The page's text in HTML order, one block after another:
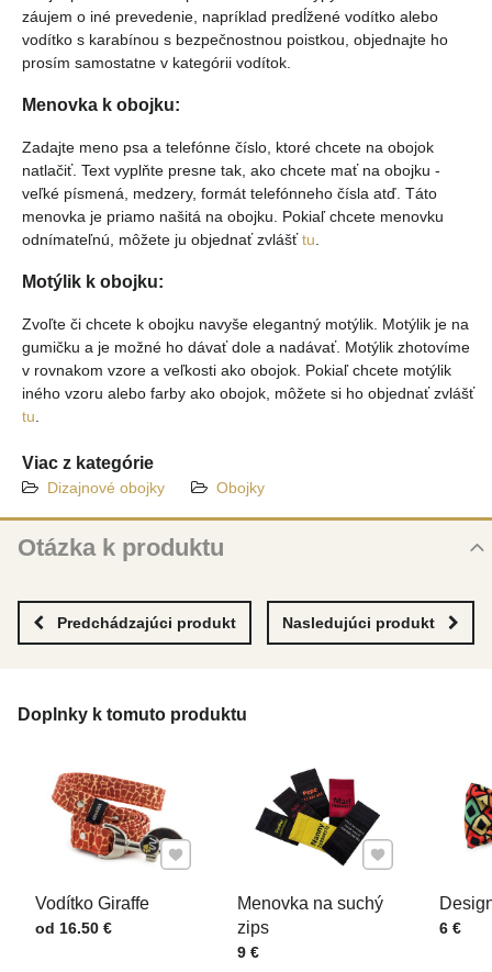
záujem o iné prevedenie, napríklad predĺžené vodítko alebo
vodítko s karabínou s bezpečnostnou poistkou, objednajte ho
prosím samostatne v kategórii vodítok.
Menovka k obojku:
Zadajte meno psa a telefónne číslo, ktoré chcete na obojok
natlačiť. Text vyplňte presne tak, ako chcete mať na obojku -
veľké písmená, medzery, formát telefónneho čísla atď. Táto
menovka je priamo našitá na obojku. Pokiaľ chcete menovku
odnímateľnú, môžete ju objednať zvlášťtu
Motýlik k obojku:
Zvoľte či chcete k obojku navyše elegantný motýlik. Motýlik je na
gumičku a je možné ho dávať dole a nadávať. Motýlik zhotovíme
v rovnakom vzore a veľkosti ako obojok. Pokiaľ chcete motýlik
iného vzoru alebo farby ako obojok, môžete si ho objednať zvlášť
tu
Viac z kategórie
Dizajnové obojky Obojky
Otázka k produktu
MENO
VAŠA OTÁZKA K PRODUKTU
Predchádzajúci produkt Nasledujúci produkt
Doplnky k tomuto produktu
Vodítko Giraffe
Cena s DPH
od 16.50 €
Pridať k Obľúbeným
Menovka na suchý
zips
Cena s DPH
9 €
Pridať k
Cena s
6 €